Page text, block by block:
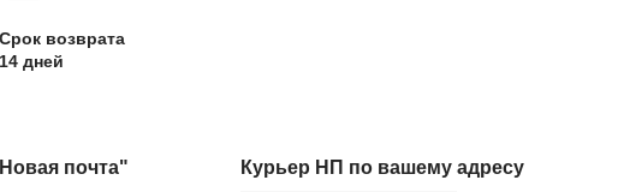
Срок возврата
14 дней
почта" Курьер НП по вашему адресу